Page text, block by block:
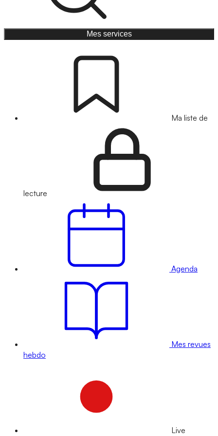
Mes services
Ma liste de
lecture
Agenda
Mes revues
hebdo
Live